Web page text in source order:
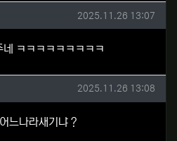
작성일
2025.11.26 13:07
ㅋㅋㅋㅋㅋㅋㅋㅋㅋ
댓글 작성일
2025.11.26 13:08
느나라새기냐 ?